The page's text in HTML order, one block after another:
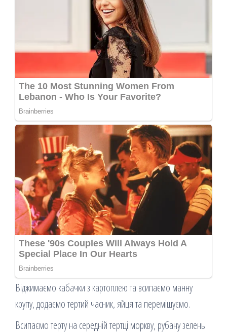
Віджимаємо кабачки з картоплею та всипаємо манну
крупу, додаємо тертий часник, яйця та перемішуємо.
Всипаємо терту на середній тертці моркву, рубану зелень